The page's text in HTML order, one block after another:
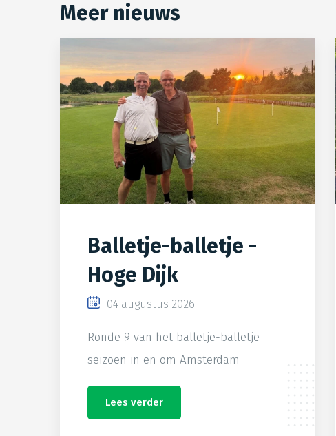
Meer nieuws
Balletje-balletje -
Hoge Dijk
04 augustus 2026
Ronde 9 van het balletje-balletje
seizoen in en om Amsterdam
Lees verder